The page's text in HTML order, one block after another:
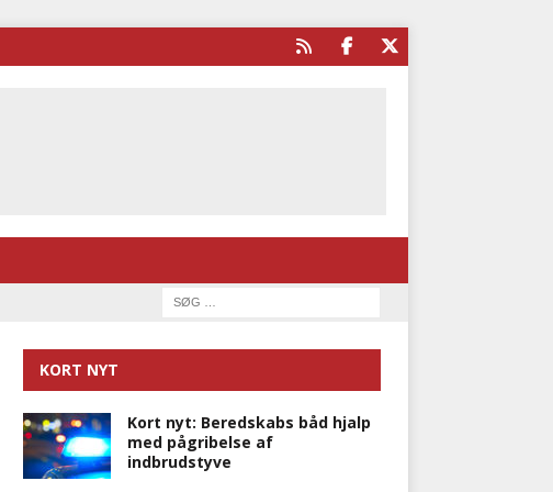
KORT NYT
Kort nyt: Beredskabs båd hjalp
med pågribelse af
indbrudstyve